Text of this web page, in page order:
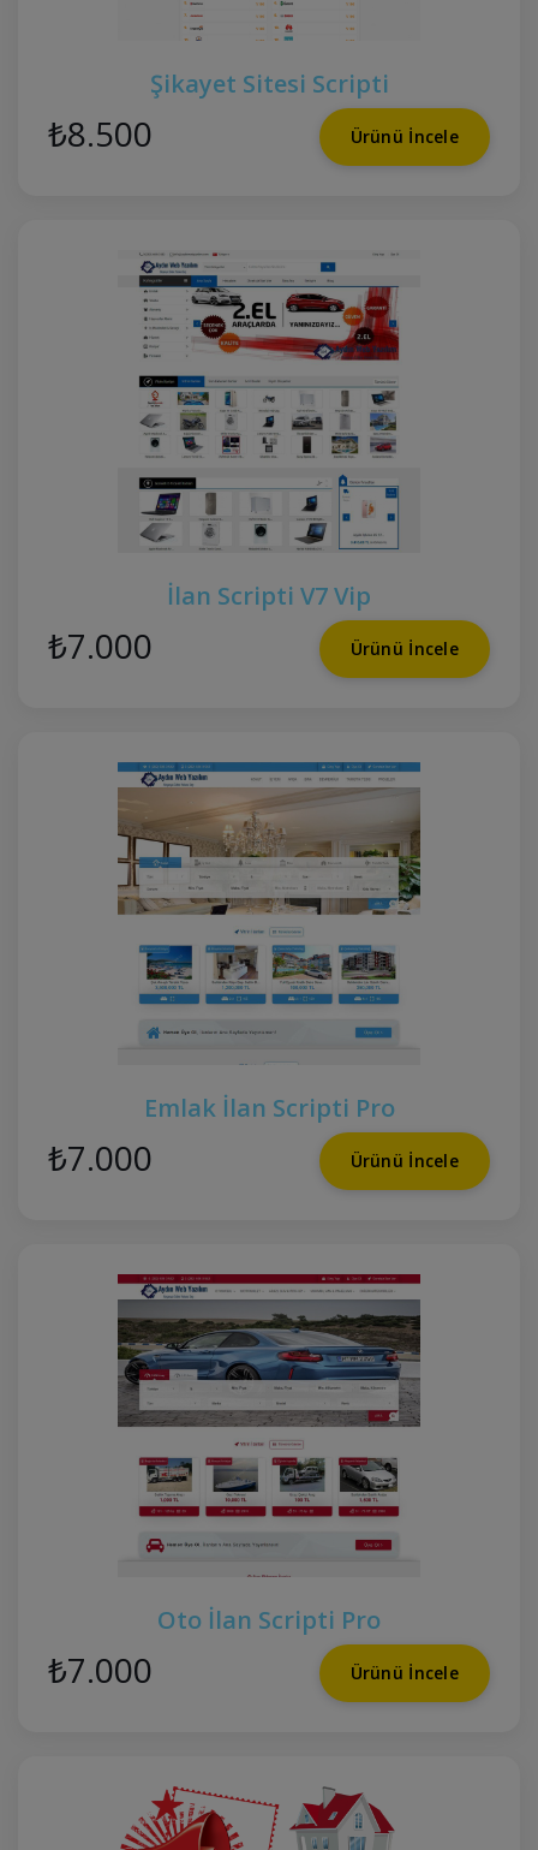
Şikayet Sitesi Scripti
₺8.500 Ürünü İncele
İlan Scripti V7 Vip
₺7.000 Ürünü İncele
Emlak İlan Scripti Pro
₺7.000 Ürünü İncele
Oto İlan Scripti Pro
₺7.000 Ürünü İncele